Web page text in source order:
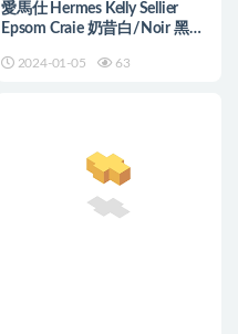
愛馬仕 Hermes Kelly Sellier
Epsom Craie 奶昔白/Noir 黑色
2024-01-05 63